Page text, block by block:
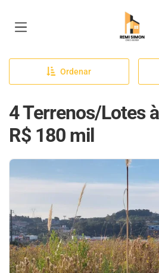
Página
Ordenar
4 Terrenos/Lotes
R$ 180 mil